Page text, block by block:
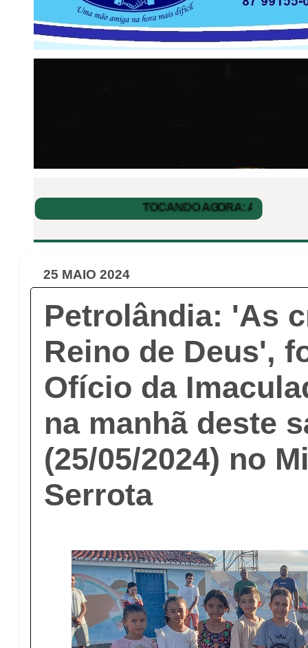
25 MAIO 2024
Petrolândia: 'As
Reino de Deus',
Ofício da
na manhã deste
(25/05/2024) no
Serrota